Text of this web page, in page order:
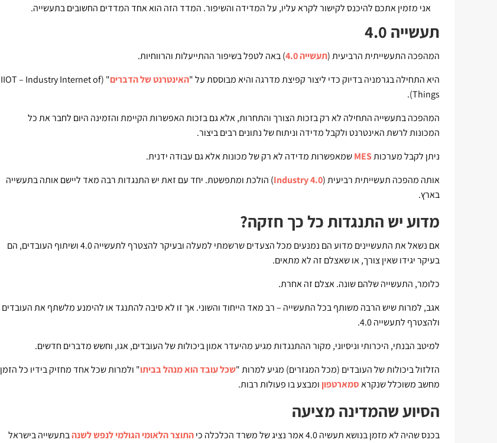
אני מזמין אתכם להיכנס לקישור לקרא עליו, על המדידה והשיפור. המדד הזה הוא אחד המדדים החשובים בתעשייה.
תעשייה 4.0
המהפכה התעשייתית הרביעית (תעשייה 4.0
) באה לטפל בשיפור ההתייעלות והרווחיות.
היא התחילה בגרמניה בדיוק כדי ליצור קפיצת מדרגה והיא מבוססת על "האינטרנט של הדברים
" (IIOT – Industry Internet of
Things).
המהפכה בתעשייה התחילה לא רק בזכות הצורך והתחרות, אלא גם בזכות האפשרות הקיימת והזמינה היום לחבר את כל
המכונות לרשת האינטרנט ולקבל מדידה וניתוח של נתונים רבים ביצור.
ניתן לקבל מערכותMESשמאפשרות מדידה לא רק של מכונות אלא גם עבודה ידנית.
אותה מהפכה תעשייתית רביעית (Industry 4.0) הולכת ומתפשטת. יחד עם זאת יש התנגדות רבה מאד ליישם אותה בתעשייה
בארץ.
מדוע יש התנגדות כל כך חזקה?
אם נשאל את התעשיינים מדוע הם נמנעים מכל הצעדים שרשמתי למעלה ובעיקר להצטרף לתעשייה 4.0 ושיתוף העובדים, הם
בעיקר יגידו שאין צורך, או שאצלם זה לא מתאים.
כלומר, התעשייה שלהם שונה. אצלם זה אחרת.
אגב, למרות שיש הרבה משותף בכל התעשייה – רב מאד הייחוד והשוני. אך זו לא סיבה להתנגד או להימנע מלשתף את העובדים
ולהצטרף לתעשייה 4.0.
למיטב הבנתי, היכרותי וניסיוני, מקור ההתנגדות מגיע מהיעדר אמון ביכולות של העובדים, אגו, וחשש מדברים חדשים.
הזלזול ביכולות של העובדים (מכל המגזרים) מגיע למרות "שכל עובד הוא מנהל בביתו" ולמרות שכל אחד מחזיק בידיו כל הזמן
מחשב משוכלל שנקראסמארטפוןומבצע בו פעולות רבות.
הסיוע שהמדינה מציעה
בכנס שהיה לא מזמן בנושא תעשיה 4.0 אמר נציג של משרד הכלכלה כי התוצר הלאומי הגולמי לנפש לשנהבתעשייה בישראל